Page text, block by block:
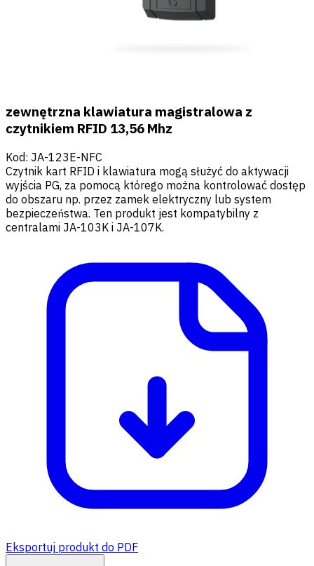
zewnętrzna klawiatura magistralowa z
czytnikiem RFID 13,56 Mhz
Kod: JA-123E-NFC
Czytnik kart RFID i klawiatura mogą służyć do aktywacji
wyjścia PG, za pomocą którego można kontrolować dostęp
do obszaru np. przez zamek elektryczny lub system
bezpieczeństwa. Ten produkt jest kompatybilny z
centralami JA-103K i JA-107K.
Eksportuj produkt do PDF